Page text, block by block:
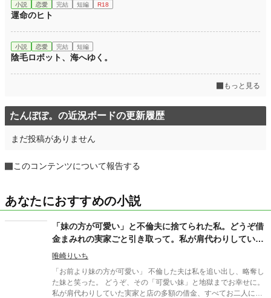
小説 恋愛 完結 短編 R18
運命のヒト
小説 恋愛 完結 短編
陰毛ロボット、海へゆく。
もっと見る
たんぽぽ。の近況ボードの更新履歴
まだ投稿がありません
このコンテンツについて報告する
あなたにおすすめの小説
「妹の方が可愛い」と不倫夫に捨てられた私。どうぞ借
金まみれの実家ごと引き取って。私が肩代わりしていた
負債、すべてお二人に引き継いでおきました
唯崎りいち
「お前より妹の方が可愛い」 不倫した夫は私を追い出し、略奪し
た妹と笑った。 どうぞ、その「可愛い妹」と地獄までお幸せに。
私が肩代わりしていた実家と店の多額の借金、すべてお二人に引